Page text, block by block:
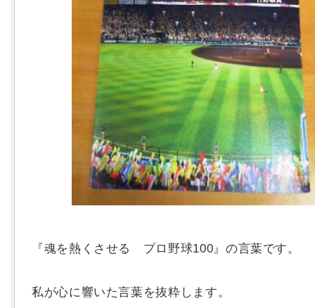
『魂を熱くさせる プロ野球100』の言葉です。
私が心に響いた言葉を抜粋します。